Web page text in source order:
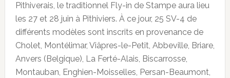
Pithiverais, le traditionnel Fly-in de Stampe aura lieu
les 27 et 28 juin à Pithiviers. À ce jour, 25 SV-4 de
différents modèles sont inscrits en provenance de
Cholet, Montélimar, Viâpres-le-Petit, Abbeville, Briare,
Anvers (Belgique), La Ferté-Alais, Biscarrosse,
Montauban, Enghien-Moisselles, Persan-Beaumont,